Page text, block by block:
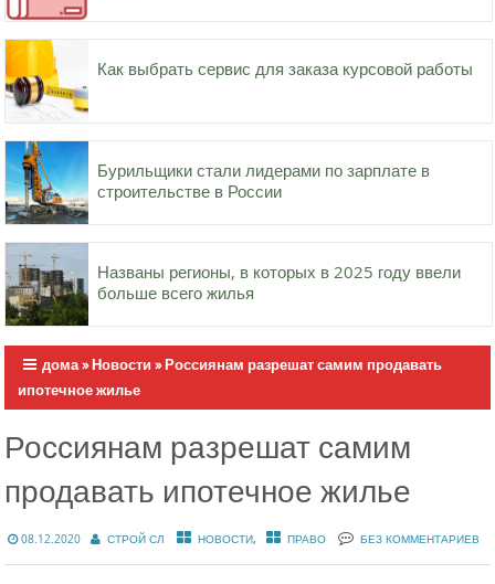
Как выбрать сервис для заказа курсовой работы
Бурильщики стали лидерами по зарплате в
строительстве в России
Названы регионы, в которых в 2025 году ввели
больше всего жилья
дома»Новости »Россиянам разрешат самим продавать
ипотечное жилье
Россиянам разрешат самим
продавать ипотечное жилье
08.12.2020 СТРОЙ СЛ НОВОСТИ, ПРАВО БЕЗ КОММЕНТАРИЕВ